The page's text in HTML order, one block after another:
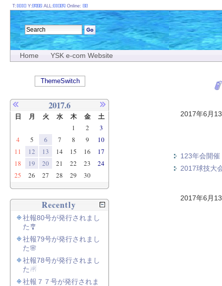
Home YSK e-com Website
2017年6月
123年会開催
2017球技大
2017年6月
T: Y: ALL: Online:
ThemeSwitch
2017.6
日 月 火 水 木 金 土
1 2
3
4
5 6 7 8 9
10
11
12 13 14 15 16
17
18
19 20 21 22 23
24
25
26 27 28 29 30
Recently
社報80号が発行されまし
た🎐
社報79号が発行されまし
た🌸
社報78号が発行されまし
た☃
社報７７号が発行されま